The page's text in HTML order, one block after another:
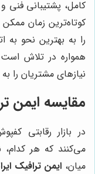
کامل، پشتیبانی فنی
کوتاه‌ترین زمان
را به بهترین نحو به
همواره در تلاش
نیازهای مشتریان را
مقایسه ایمن
در بازار رقابتی
می‌کنند که هر
میان، ایمن ترافیک